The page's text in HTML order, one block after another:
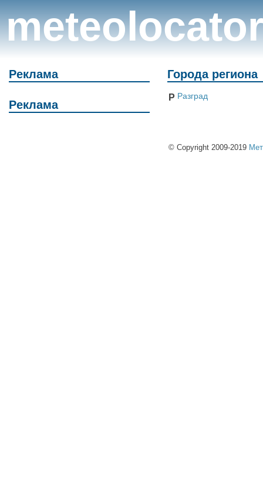
meteolocator
Реклама
Реклама
Города региона
Р Разград
© Copyright 2009-2019